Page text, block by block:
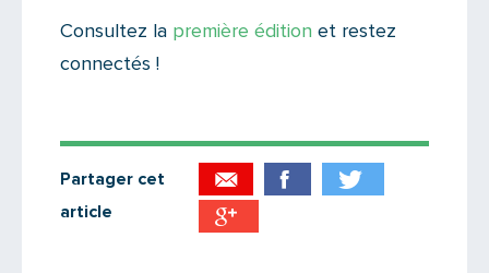
Consultez la première édition et restez
connectés !
Partager cet
article